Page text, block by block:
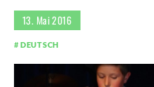
13. Mai 2016
DEUTSCH